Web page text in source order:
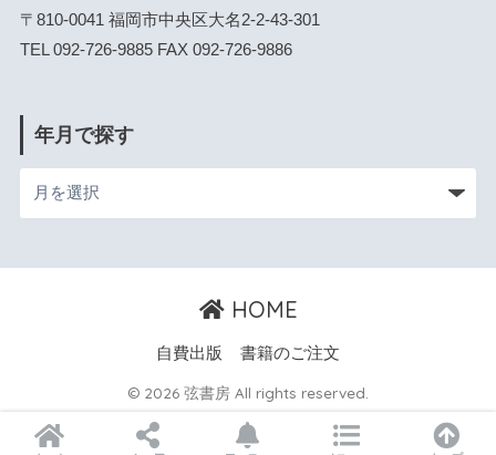
〒810-0041 福岡市中央区大名2-2-43-301
TEL 092-726-9885 FAX 092-726-9886
年月で探す
HOME
自費出版 書籍のご注文
© 2026 弦書房 All rights reserved.